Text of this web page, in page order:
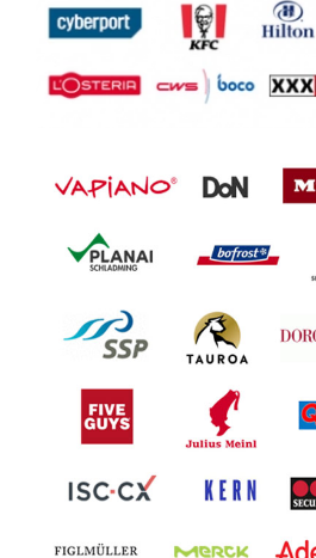
Pädagogische
Gruppenleitungen
50389 Wesseling
für Onkologie (m/
47% WAZ
Medizinischer
(w/m/d)
76133 Karlsruhe
Minijob / Teilzeit /
Poststraße 2,
Physiotherapeut/
oder Vollzeit - für